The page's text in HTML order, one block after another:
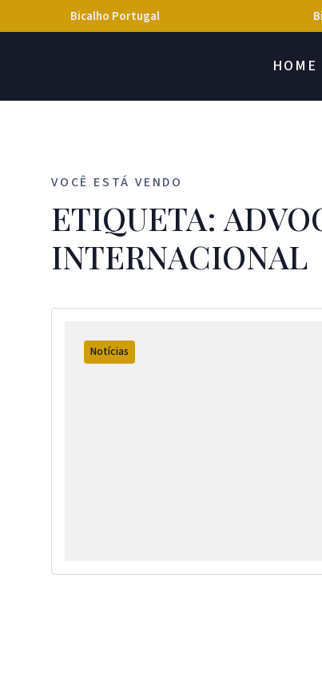
Bicalho Portugal
HOME
VOCÊ ESTÁ VENDO
ETIQUETA:
INTERNACIONAL
Notícias